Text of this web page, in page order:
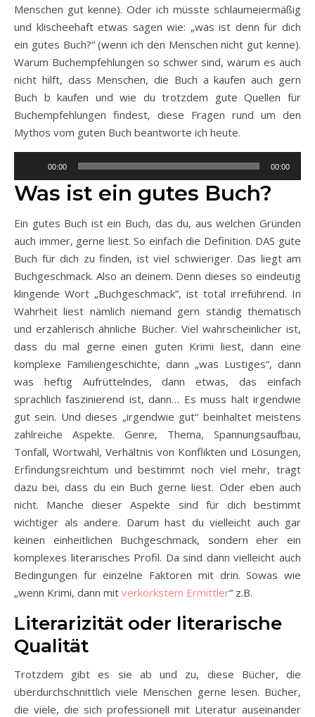
Menschen gut kenne). Oder ich müsste schlaumeiermäßig
und klischeehaft etwas sagen wie: „was ist denn für dich
ein gutes Buch?“ (wenn ich den Menschen nicht gut kenne).
Warum Buchempfehlungen so schwer sind, warum es auch
nicht hilft, dass Menschen, die Buch a kaufen auch gern
Buch b kaufen und wie du trotzdem gute Quellen für
Buchempfehlungen findest, diese Fragen rund um den
Mythos vom guten Buch beantworte ich heute.
Player
00:00 00:00
Was ist ein gutes Buch?
Ein gutes Buch ist ein Buch, das du, aus welchen Gründen
auch immer, gerne liest. So einfach die Definition. DAS gute
Buch für dich zu finden, ist viel schwieriger. Das liegt am
Buchgeschmack. Also an deinem. Denn dieses so eindeutig
klingende Wort „Buchgeschmack“, ist total irreführend. In
Wahrheit liest nämlich niemand gern ständig thematisch
und erzählerisch ähnliche Bücher. Viel wahrscheinlicher ist,
dass du mal gerne einen guten Krimi liest, dann eine
komplexe Familiengeschichte, dann „was Lustiges“, dann
was heftig Aufrüttelndes, dann etwas, das einfach
sprachlich faszinierend ist, dann… Es muss halt irgendwie
gut sein. Und dieses „irgendwie gut“ beinhaltet meistens
zahlreiche Aspekte. Genre, Thema, Spannungsaufbau,
Tonfall, Wortwahl, Verhältnis von Konflikten und Lösungen,
Erfindungsreichtum und bestimmt noch viel mehr, trägt
dazu bei, dass du ein Buch gerne liest. Oder eben auch
nicht. Manche dieser Aspekte sind für dich bestimmt
wichtiger als andere. Darum hast du vielleicht auch gar
keinen einheitlichen Buchgeschmack, sondern eher ein
komplexes literarisches Profil. Da sind dann vielleicht auch
Bedingungen für einzelne Faktoren mit drin. Sowas wie
„wenn Krimi, dann mit verkorkstem Ermittler“ z.B.
Literarizität oder literarische
Qualität
Trotzdem gibt es sie ab und zu, diese Bücher, die
überdurchschnittlich viele Menschen gerne lesen. Bücher,
die viele, die sich professionell mit Literatur auseinander